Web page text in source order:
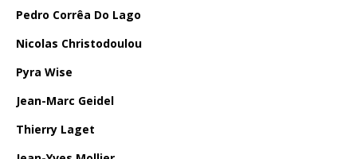
Pedro Corrêa Do Lago
Nicolas Christodoulou
Pyra Wise
Jean-Marc Geidel
Thierry Laget